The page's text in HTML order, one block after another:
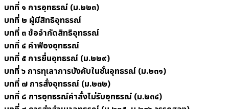
บทที่ ๑ การอุทธรณ์ (ม.๒๒๓)
บทที่ ๒ ผู้มีสิทธิอุทธรณ์
บทที่ ๓ ข้อจำกัดสิทธิอุทธรณ์
บทที่ ๔ คำฟ้องอุทธรณ์
บทที่ ๕ การยื่นอุทธรณ์ (ม.๒๒๙)
บทที่ ๖ การทุเลาการบังคับในชั้นอุทธรณ์ (ม.๒๓๑)
บทที่ ๗ การสั่งอุทธรณ์ (ม.๒๓๒)
บทที่ ๘ การอุทธรณ์คำสั่งไม่รับอุทธรณ์ (ม.๒๓๔)